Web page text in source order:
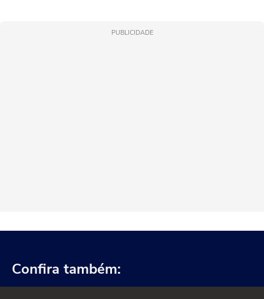
PUBLICIDADE
Confira também: